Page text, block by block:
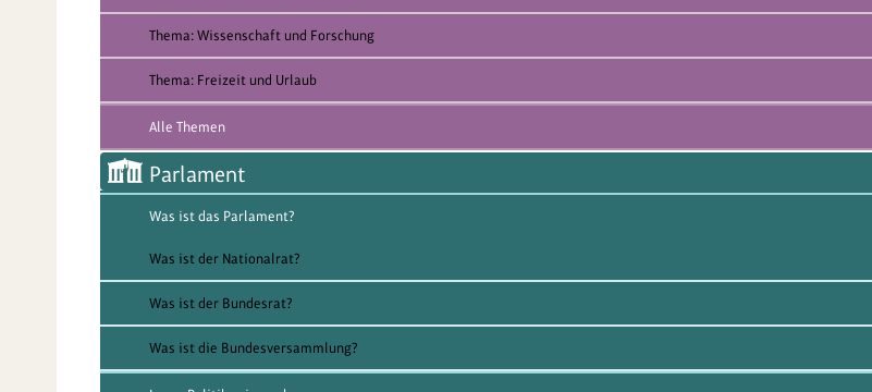
Thema: Wissenschaft und Forschung
Thema: Freizeit und Urlaub
Alle Themen
Parlament
Was ist das Parlament?
Was ist der Nationalrat?
Was ist der Bundesrat?
Was ist die Bundesversammlung?